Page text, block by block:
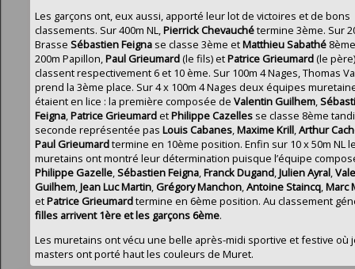
Les garçons ont, eux aussi, apporté leur lot de victoires et de bons
classements. Sur 400m NL,Pierrick Chevauchétermine 3ème. Sur
Brasse Sébastien Feigna se classe 3ème etMatthieu Sabathé
200m Papillon,Paul Grieumard(le fils) etPatrice Grieumard(le
classent respectivement 6 et 10 ème. Sur 100m 4 Nages,Thomas
prend la 3ème place. Sur 4 x 100m 4 Nages deux équipes
étaient en lice : la première composée de Valentin Guilhem,
Feigna,Patrice GrieumardetPhilippe Cazelles se classe 8ème
seconde représentée pas Louis Cabanes,Maxime Krill,Arthur
Paul Grieumardtermine en 10ème position. Enfin sur 10 x 50m NL
muretains ont montré leur détermination puisque l’équipe
Philippe Gazelle,Sébastien Feigna,Franck Dugand,Julien Ayral,
Guilhem,Jean Luc Martin,Grégory Manchon,Antoine Staincq,Marc
etPatrice Grieumardtermine en 6ème position. Au classement
filles arrivent 1ère et les garçons 6ème.
Les muretains ont vécu une belle après-midi sportive et festive où
masters ont porté haut les couleurs de Muret.